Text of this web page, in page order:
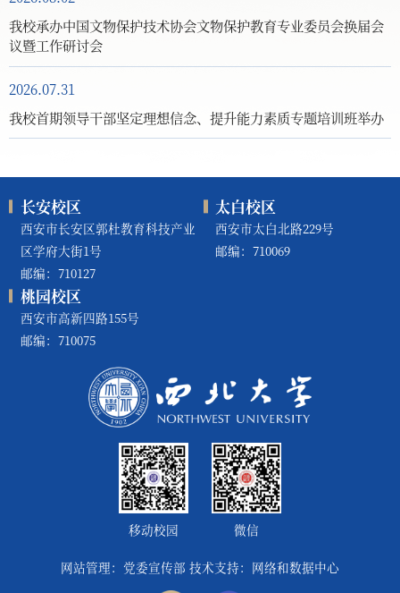
我校承办中国文物保护技术协会文物保护教育专业委员会换届会
议暨工作研讨会
2026.07.31
我校首期领导干部坚定理想信念、提升能力素质专题培训班举办
长安校区
西安市长安区郭杜教育科技产业
区学府大街1号
邮编：710127
太白校区
西安市太白北路229号
邮编：710069
桃园校区
西安市高新四路155号
邮编：710075
移动校园 微信
网站管理：党委宣传部 技术支持：网络和数据中心